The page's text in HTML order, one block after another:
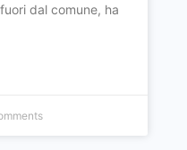
dal comune, ha